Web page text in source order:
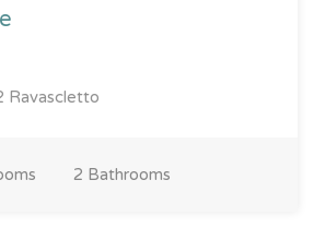
Ravascletto
2 Bathrooms